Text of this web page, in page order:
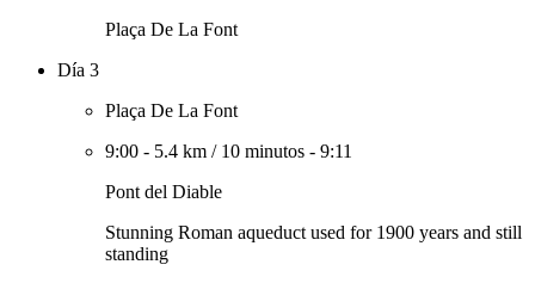
Plaça De La Font
Día 3
Plaça De La Font
9:00 - 5.4 km / 10 minutos - 9:11
Pont del Diable
Stunning Roman aqueduct used for 1900 years and still
standing